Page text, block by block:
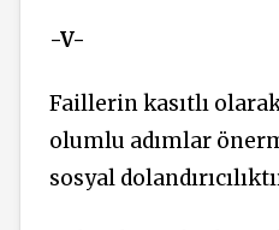
-V-
Faillerin kasıtlı
olumlu adımlar
sosyal